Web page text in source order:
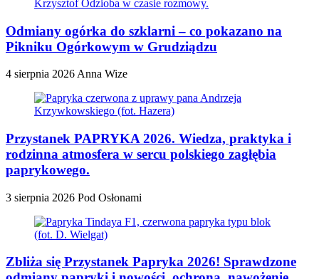
Odmiany ogórka do szklarni – co pokazano na
Pikniku Ogórkowym w Grudziądzu
4 sierpnia 2026 Anna Wize
Przystanek PAPRYKA 2026. Wiedza, praktyka i
rodzinna atmosfera w sercu polskiego zagłębia
paprykowego.
3 sierpnia 2026 Pod Osłonami
Zbliża się Przystanek Papryka 2026! Sprawdzone